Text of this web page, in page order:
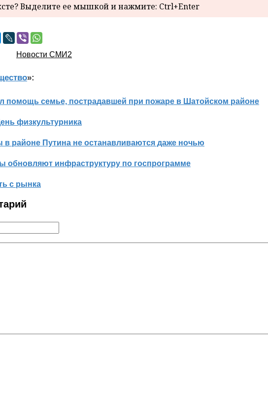
Выделите ее мышкой и нажмите: Ctrl+Enter
Новости СМИ2
»:
помощь семье, пострадавшей при пожаре в Шатойском районе
физкультурника
районе Путина не останавливаются даже ночью
обновляют инфраструктуру по госпрограмме
с рынка